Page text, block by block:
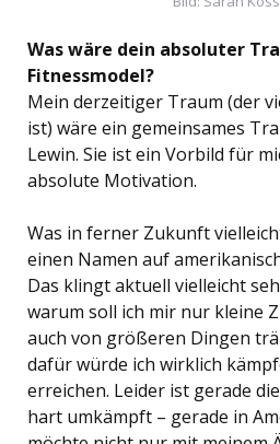
Was wäre dein absoluter
Fitnessmodel?
Mein derzeitiger Traum (der
ist) wäre ein gemeinsames
Lewin. Sie ist ein Vorbild für
absolute Motivation.
Was in ferner Zukunft
einen Namen auf
Das klingt aktuell vielleicht
warum soll ich mir nur kleine
auch von größeren Dingen
dafür würde ich wirklich
erreichen. Leider ist gerade
hart umkämpft – gerade in